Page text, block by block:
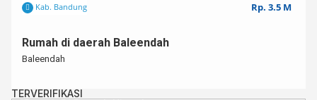
Kab. Bandung Rp. 3.5 M
Rumah di daerah Baleendah
Baleendah
TERVERIFIKASI